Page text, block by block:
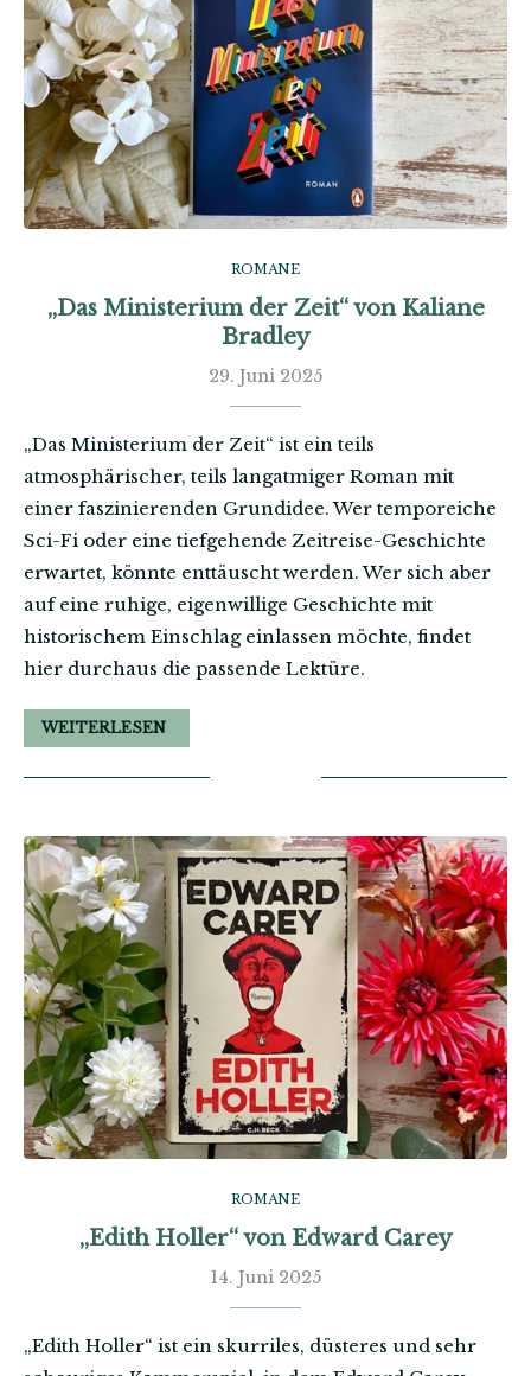
ROMANE
„Das Ministerium der Zeit“ von Kaliane
Bradley
29. Juni 2025
„Das Ministerium der Zeit“ ist ein teils
atmosphärischer, teils langatmiger Roman mit
einer faszinierenden Grundidee. Wer temporeiche
Sci-Fi oder eine tiefgehende Zeitreise-Geschichte
erwartet, könnte enttäuscht werden. Wer sich aber
auf eine ruhige, eigenwillige Geschichte mit
historischem Einschlag einlassen möchte, findet
hier durchaus die passende Lektüre.
WEITERLESEN
ROMANE
„Edith Holler“ von Edward Carey
14. Juni 2025
„Edith Holler“ ist ein skurriles, düsteres und sehr